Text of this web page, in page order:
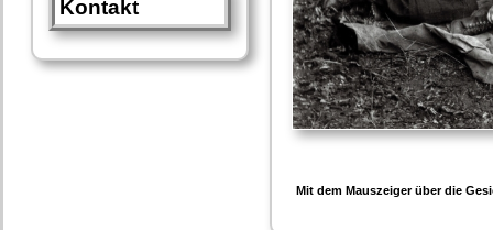
Kontakt
Mit dem Mauszeiger über die